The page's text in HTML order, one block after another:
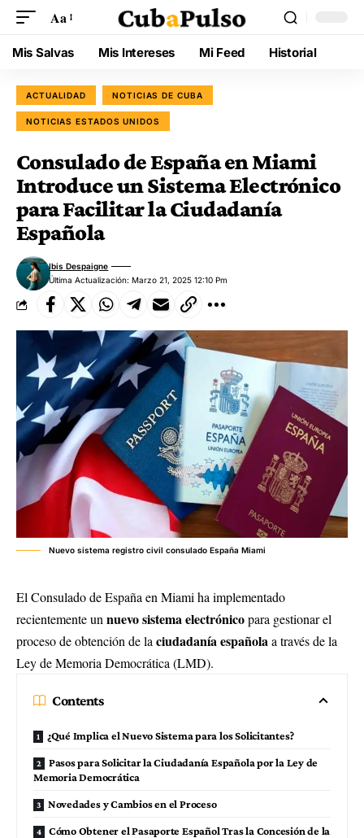
Aa
Mis Salvas Mis Intereses Mi Feed Historial
ACTUALIDAD NOTICIAS DE CUBA
NOTICIAS ESTADOS UNIDOS
Consulado de España en Miami
Introduce un Sistema Electrónico
para Facilitar la Ciudadanía
Española
Última Actualización: Marzo 21, 2025 12:10 Pm
Ibis Despaigne
Nuevo sistema registro civil consulado España Miami
El Consulado de España en Miami ha implementado
recientemente un nuevo sistema electrónicopara gestionar el
proceso de obtención de la ciudadanía españolaa través de la
Ley de Memoria Democrática (LMD).
Contents
¿Qué Implica el Nuevo Sistema para los Solicitantes?
Pasos para Solicitar la Ciudadanía Española por la Ley de
Memoria Democrática
Novedades y Cambios en el Proceso
Cómo Obtener el Pasaporte Español Tras la Concesión de la